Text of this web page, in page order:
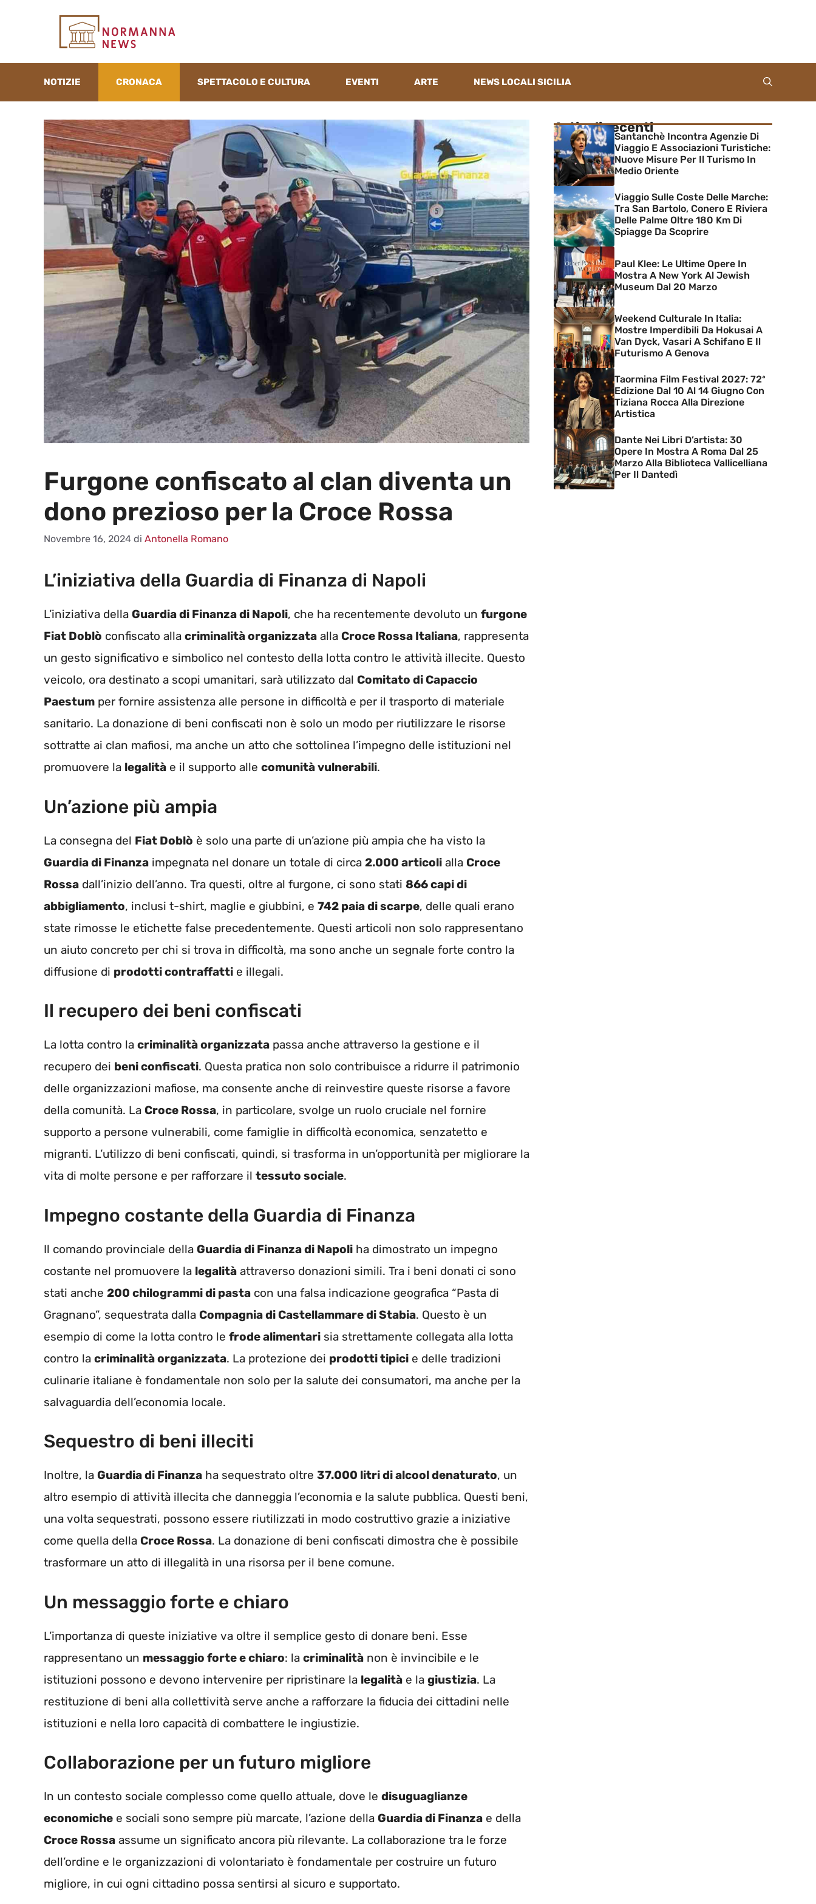
NOTIZIE CRONACA SPETTACOLO E CULTURA EVENTI ARTE NEWS LOCALI SICILIA
Furgone confiscato al clan diventa un
dono prezioso per la Croce Rossa
Novembre 16, 2024 di Antonella Romano
L’iniziativa della Guardia di Finanza di Napoli
L’iniziativa della Guardia di Finanza di Napoli, che ha recentemente devoluto un furgone
Fiat Doblò confiscato alla criminalità organizzata alla Croce Rossa Italiana, rappresenta
un gesto significativo e simbolico nel contesto della lotta contro le attività illecite. Questo
veicolo, ora destinato a scopi umanitari, sarà utilizzato dal Comitato di Capaccio
Paestum per fornire assistenza alle persone in difficoltà e per il trasporto di materiale
sanitario. La donazione di beni confiscati non è solo un modo per riutilizzare le risorse
sottratte ai clan mafiosi, ma anche un atto che sottolinea l’impegno delle istituzioni nel
promuovere la legalità e il supporto alle comunità vulnerabili.
Un’azione più ampia
La consegna del Fiat Doblò è solo una parte di un’azione più ampia che ha visto la
Guardia di Finanza impegnata nel donare un totale di circa 2.000 articoli alla Croce
Rossa dall’inizio dell’anno. Tra questi, oltre al furgone, ci sono stati 866 capi di
abbigliamento, inclusi t-shirt, maglie e giubbini, e 742 paia di scarpe, delle quali erano
state rimosse le etichette false precedentemente. Questi articoli non solo rappresentano
un aiuto concreto per chi si trova in difficoltà, ma sono anche un segnale forte contro la
diffusione di prodotti contraffatti e illegali.
Il recupero dei beni confiscati
La lotta contro la criminalità organizzata passa anche attraverso la gestione e il
recupero dei beni confiscati. Questa pratica non solo contribuisce a ridurre il patrimonio
delle organizzazioni mafiose, ma consente anche di reinvestire queste risorse a favore
della comunità. La Croce Rossa, in particolare, svolge un ruolo cruciale nel fornire
supporto a persone vulnerabili, come famiglie in difficoltà economica, senzatetto e
migranti. L’utilizzo di beni confiscati, quindi, si trasforma in un’opportunità per migliorare la
vita di molte persone e per rafforzare il tessuto sociale.
Impegno costante della Guardia di Finanza
Il comando provinciale della Guardia di Finanza di Napoli ha dimostrato un impegno
costante nel promuovere la legalità attraverso donazioni simili. Tra i beni donati ci sono
stati anche 200 chilogrammi di pasta con una falsa indicazione geografica “Pasta di
Gragnano”, sequestrata dalla Compagnia di Castellammare di Stabia. Questo è un
esempio di come la lotta contro le frode alimentari sia strettamente collegata alla lotta
contro la criminalità organizzata. La protezione dei prodotti tipici e delle tradizioni
culinarie italiane è fondamentale non solo per la salute dei consumatori, ma anche per la
salvaguardia dell’economia locale.
Sequestro di beni illeciti
Inoltre, la Guardia di Finanza ha sequestrato oltre 37.000 litri di alcool denaturato, un
altro esempio di attività illecita che danneggia l’economia e la salute pubblica. Questi beni,
una volta sequestrati, possono essere riutilizzati in modo costruttivo grazie a iniziative
come quella della Croce Rossa. La donazione di beni confiscati dimostra che è possibile
trasformare un atto di illegalità in una risorsa per il bene comune.
Un messaggio forte e chiaro
L’importanza di queste iniziative va oltre il semplice gesto di donare beni. Esse
rappresentano un messaggio forte e chiaro: la criminalità non è invincibile e le
istituzioni possono e devono intervenire per ripristinare la legalità e la giustizia. La
restituzione di beni alla collettività serve anche a rafforzare la fiducia dei cittadini nelle
istituzioni e nella loro capacità di combattere le ingiustizie.
Collaborazione per un futuro migliore
In un contesto sociale complesso come quello attuale, dove le disuguaglianze
economiche e sociali sono sempre più marcate, l’azione della Guardia di Finanza e della
Croce Rossa assume un significato ancora più rilevante. La collaborazione tra le forze
dell’ordine e le organizzazioni di volontariato è fondamentale per costruire un futuro
migliore, in cui ogni cittadino possa sentirsi al sicuro e supportato.
Articoli recenti
Santanchè Incontra Agenzie Di
Viaggio E Associazioni Turistiche:
Nuove Misure Per Il Turismo In
Medio Oriente
Viaggio Sulle Coste Delle Marche:
Tra San Bartolo, Conero E Riviera
Delle Palme Oltre 180 Km Di
Spiagge Da Scoprire
Paul Klee: Le Ultime Opere In
Mostra A New York Al Jewish
Museum Dal 20 Marzo
Weekend Culturale In Italia:
Mostre Imperdibili Da Hokusai A
Van Dyck, Vasari A Schifano E Il
Futurismo A Genova
Taormina Film Festival 2027: 72ª
Edizione Dal 10 Al 14 Giugno Con
Tiziana Rocca Alla Direzione
Artistica
Dante Nei Libri D’artista: 30
Opere In Mostra A Roma Dal 25
Marzo Alla Biblioteca Vallicelliana
Per Il Dantedì